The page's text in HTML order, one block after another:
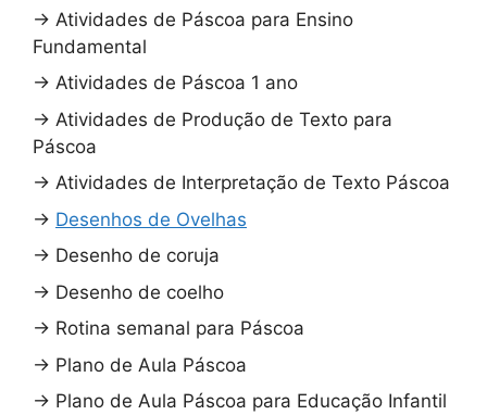
→ Atividades de Páscoa para Ensino
Fundamental
→ Atividades de Páscoa 1 ano
→ Atividades de Produção de Texto para
Páscoa
→ Atividades de Interpretação de Texto Páscoa
→ Desenhos de Ovelhas
→ Desenho de coruja
→ Desenho de coelho
→ Rotina semanal para Páscoa
→ Plano de Aula Páscoa
→ Plano de Aula Páscoa para Educação Infantil